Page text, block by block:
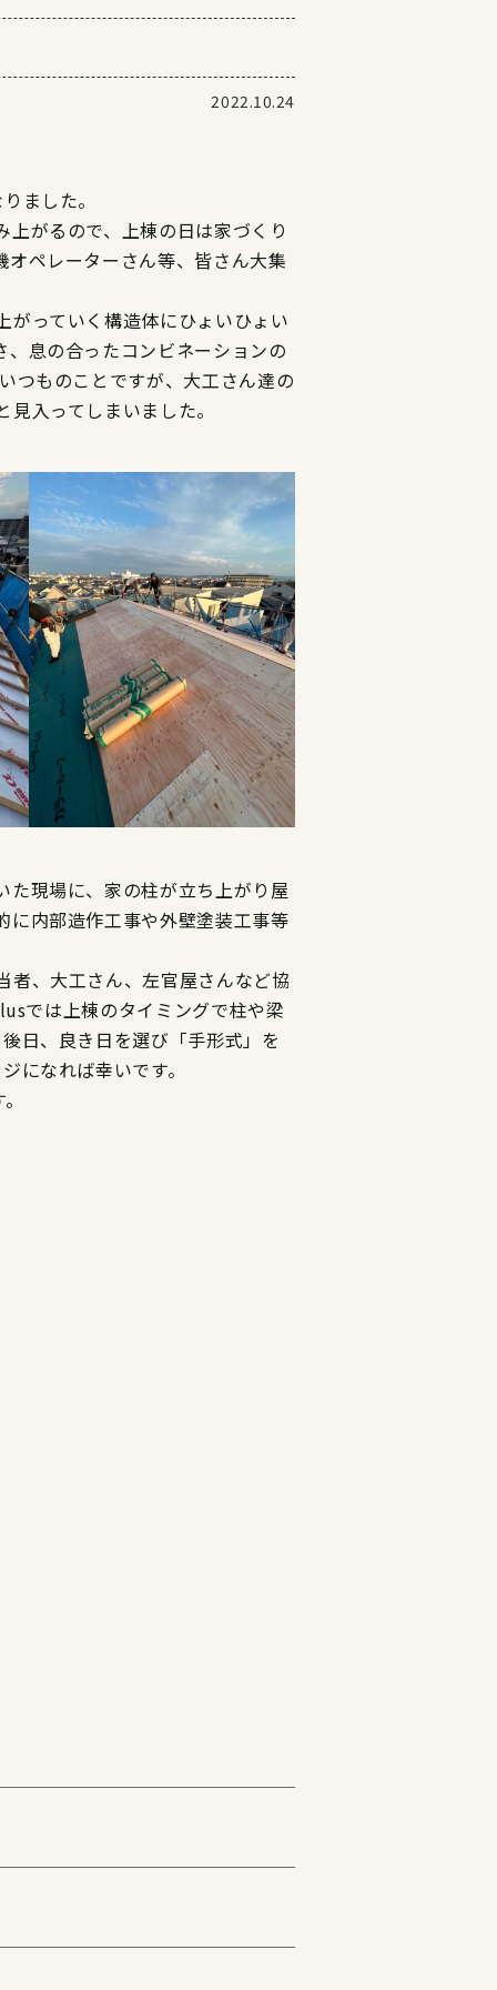
2022.10.24
ました。
がるので、上棟の日は家づくり
ペレーターさん等、皆さん大集
がっていく構造体にひょいひょい
、息の合ったコンビネーションの
つものことですが、大工さん達の
入ってしまいました。
た現場に、家の柱が立ち上がり屋
に内部造作工事や外壁塗装工事等
者、大工さん、左官屋さんなど協
では上棟のタイミングで柱や梁
日、良き日を選び「手形式」を
になれば幸いです。